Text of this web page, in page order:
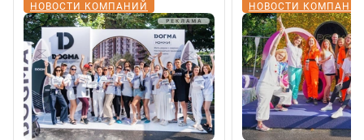
НОВОСТИ КОМПАНИЙ НОВОСТИ